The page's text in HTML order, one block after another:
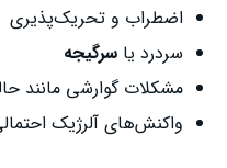
اضطراب و تحریک‌پذیری
سردرد یا سرگیجه
مشکلات گوارشی مانند
واکنش‌های آلرژیک